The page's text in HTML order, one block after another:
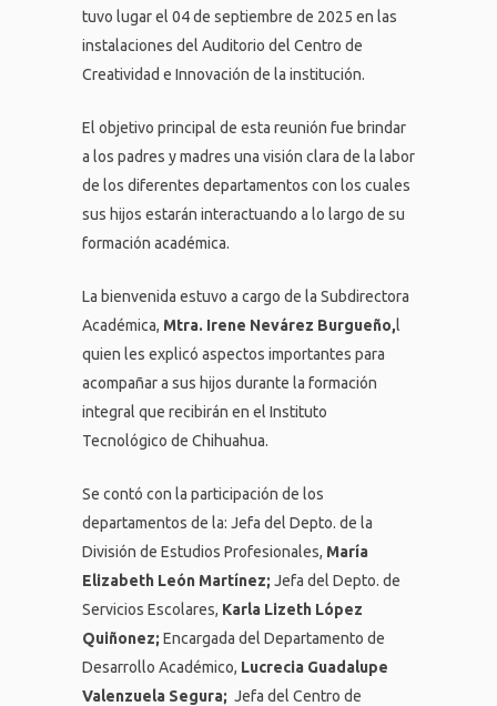
tuvo lugar el 04 de septiembre de 2025 en las
instalaciones del Auditorio del Centro de
Creatividad e Innovación de la institución.
El objetivo principal de esta reunión fue brindar
a los padres y madres una visión clara de la labor
de los diferentes departamentos con los cuales
sus hijos estarán interactuando a lo largo de su
formación académica.
La bienvenida estuvo a cargo de la Subdirectora
Académica, Mtra. Irene Nevárez Burgueño,l
quien les explicó aspectos importantes para
acompañar a sus hijos durante la formación
integral que recibirán en el Instituto
Tecnológico de Chihuahua.
Se contó con la participación de los
departamentos de la: Jefa del Depto. de la
División de Estudios Profesionales, María
Elizabeth León Martínez; Jefa del Depto. de
Servicios Escolares, Karla Lizeth López
Quiñonez; Encargada del Departamento de
Desarrollo Académico, Lucrecia Guadalupe
Valenzuela Segura; Jefa del Centro de